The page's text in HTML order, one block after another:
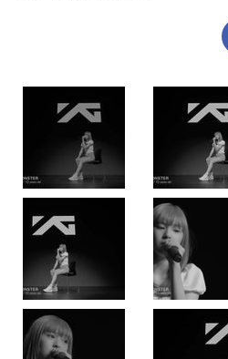
กิต้า
CHIQUITA
รชา
สาว
ชาว
ไทย
BABYMONSTER